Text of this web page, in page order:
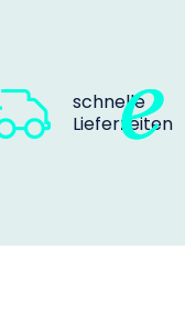
schnelle
Lieferzeiten